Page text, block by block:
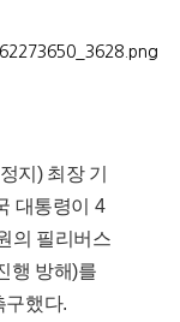
지) 최장 기
대통령이 4
의 필리버스
행 방해)를
구했다.